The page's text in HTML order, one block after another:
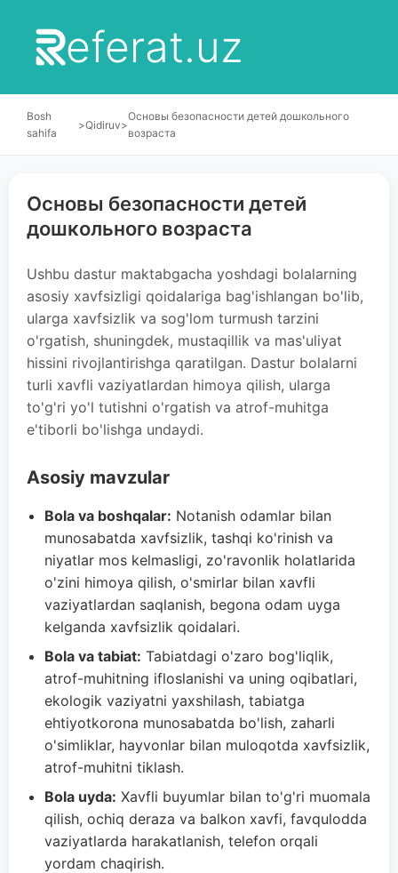
eferat.uz
Bosh
sahifa
>Qidiruv>
Основы безопасности детей дошкольного
возраста
Основы безопасности детей
дошкольного возраста
Ushbu dastur maktabgacha yoshdagi bolalarning
asosiy xavfsizligi qoidalariga bag'ishlangan bo'lib,
ularga xavfsizlik va sog'lom turmush tarzini
o'rgatish, shuningdek, mustaqillik va mas'uliyat
hissini rivojlantirishga qaratilgan. Dastur bolalarni
turli xavfli vaziyatlardan himoya qilish, ularga
to'g'ri yo'l tutishni o'rgatish va atrof-muhitga
e'tiborli bo'lishga undaydi.
Asosiy mavzular
Bola va boshqalar: Notanish odamlar bilan
munosabatda xavfsizlik, tashqi ko'rinish va
niyatlar mos kelmasligi, zo'ravonlik holatlarida
o'zini himoya qilish, o'smirlar bilan xavfli
vaziyatlardan saqlanish, begona odam uyga
kelganda xavfsizlik qoidalari.
Bola va tabiat: Tabiatdagi o'zaro bog'liqlik,
atrof-muhitning ifloslanishi va uning oqibatlari,
ekologik vaziyatni yaxshilash, tabiatga
ehtiyotkorona munosabatda bo'lish, zaharli
o'simliklar, hayvonlar bilan muloqotda xavfsizlik,
atrof-muhitni tiklash.
Bola uyda: Xavfli buyumlar bilan to'g'ri muomala
qilish, ochiq deraza va balkon xavfi, favqulodda
vaziyatlarda harakatlanish, telefon orqali
yordam chaqirish.